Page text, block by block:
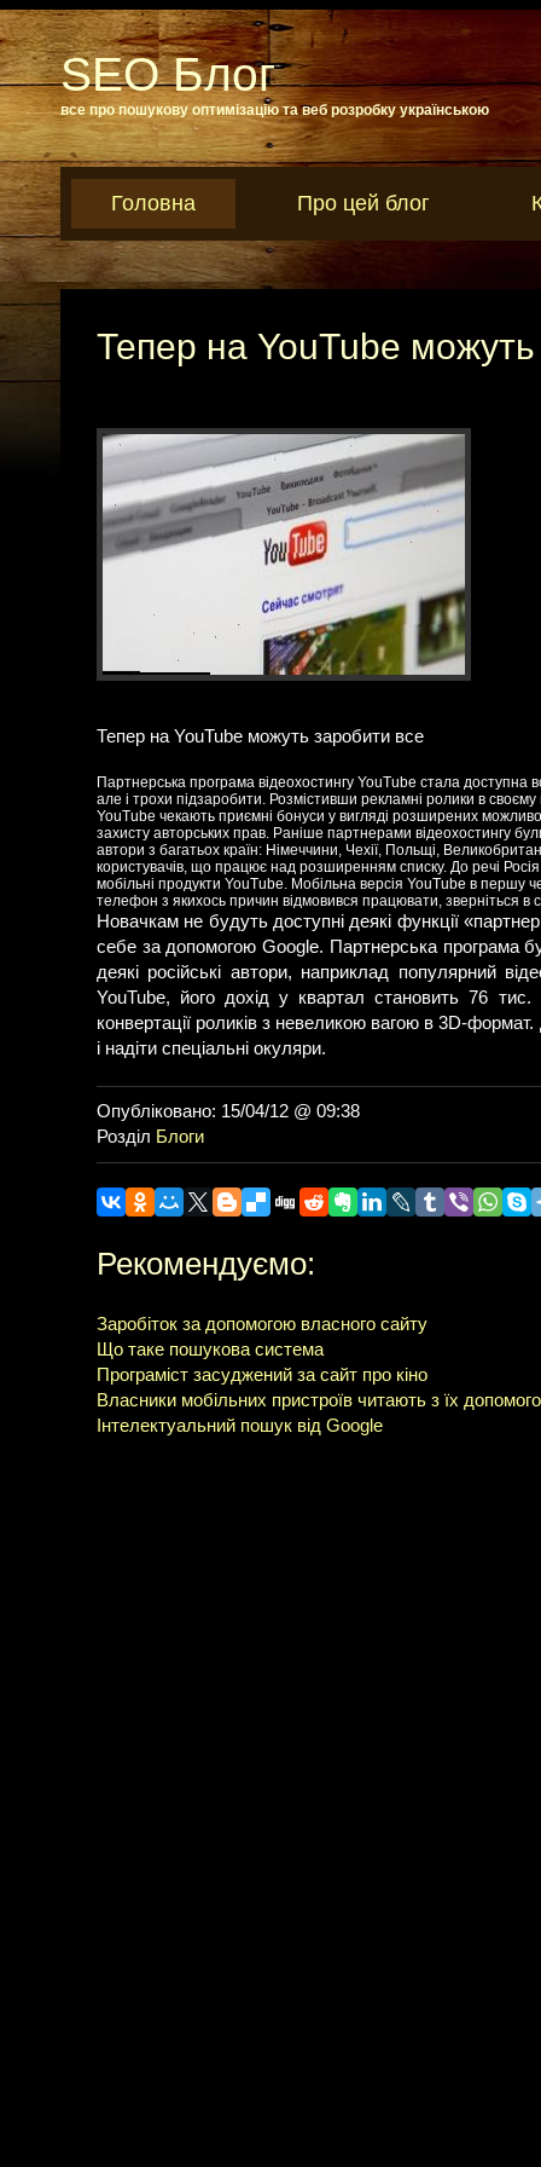
SEO Блог
все про пошукову оптимізацію та веб розробку українською
Головна Про цей блог
Тепер на YouTube
Тепер на YouTube можуть заробити все
Партнерська програма відеохостингу YouTube стала доступна
але і трохи підзаробити. Розмістивши рекламні ролики в
YouTube чекають приємні бонуси у вигляді розширених
захисту авторських прав. Раніше партнерами відеохостингу
автори з багатьох країн: Німеччини, Чехії, Польщі,
користувачів, що працює над розширенням списку. До речі
мобільні продукти YouTube. Мобільна версія YouTube в першу
телефон з якихось причин відмовився працювати, зверніться
Новачкам не будуть доступні деякі функції
себе за допомогою Google. Партнерська програма
деякі російські автори, наприклад популярний
YouTube, його дохід у квартал становить 76
конвертації роликів з невеликою вагою в 3D-
і надіти спеціальні окуляри.
Опубліковано: 15/04/12 @ 09:38
Розділ Блоги
Рекомендуємо:
Заробіток за допомогою власного сайту
Що таке пошукова система
Програміст засуджений за сайт про кіно
Власники мобільних пристроїв читають з їх
Інтелектуальний пошук від Google